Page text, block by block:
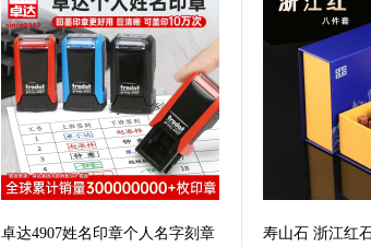
卓达4907姓名印章个人名字刻章
寿山石 浙江红